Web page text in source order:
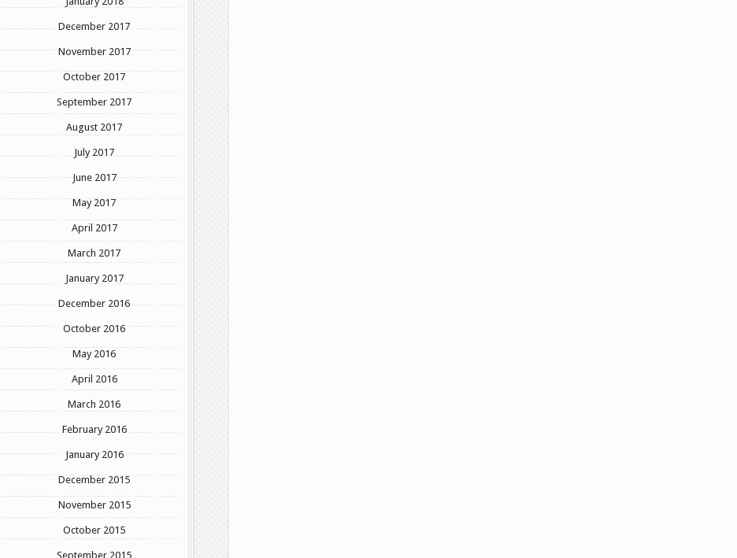
December 2017
November 2017
October 2017
September 2017
August 2017
July 2017
June 2017
May 2017
April 2017
March 2017
January 2017
December 2016
October 2016
May 2016
April 2016
March 2016
February 2016
January 2016
December 2015
November 2015
October 2015
September 2015